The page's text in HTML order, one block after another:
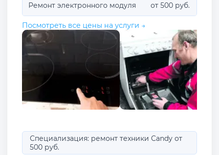
Ремонт электронного модуля от 500 руб.
Посмотреть все цены на услуги →
Специализация: ремонт техники Candy от
500 руб.